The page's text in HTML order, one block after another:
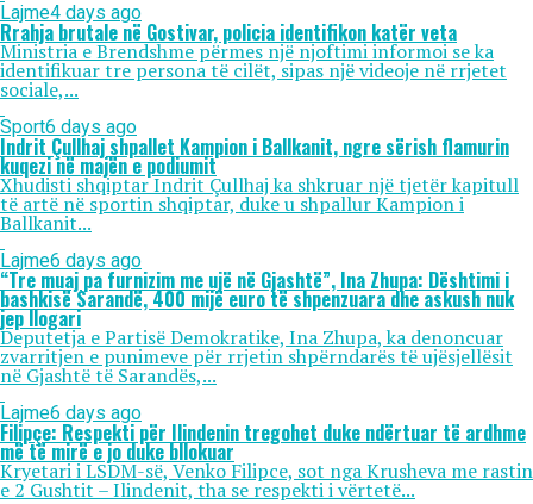
Lajme4 days ago
Rrahja brutale në Gostivar, policia identifikon katër veta
Ministria e Brendshme përmes një njoftimi informoi se ka
identifikuar tre persona të cilët, sipas një videoje në rrjetet
sociale,...
Sport6 days ago
Indrit Çullhaj shpallet Kampion i Ballkanit, ngre sërish flamurin
kuqezi në majën e podiumit
Xhudisti shqiptar Indrit Çullhaj ka shkruar një tjetër kapitull
të artë në sportin shqiptar, duke u shpallur Kampion i
Ballkanit...
Lajme6 days ago
“Tre muaj pa furnizim me ujë në Gjashtë”, Ina Zhupa: Dështimi i
bashkisë Sarandë, 400 mijë euro të shpenzuara dhe askush nuk
jep llogari
Deputetja e Partisë Demokratike, Ina Zhupa, ka denoncuar
zvarritjen e punimeve për rrjetin shpërndarës të ujësjellësit
në Gjashtë të Sarandës,...
Lajme6 days ago
Filipçe: Respekti për Ilindenin tregohet duke ndërtuar të ardhme
më të mirë e jo duke bllokuar
Kryetari i LSDM-së, Venko Filipce, sot nga Krusheva me rastin
e 2 Gushtit – Ilindenit, tha se respekti i vërtetë...